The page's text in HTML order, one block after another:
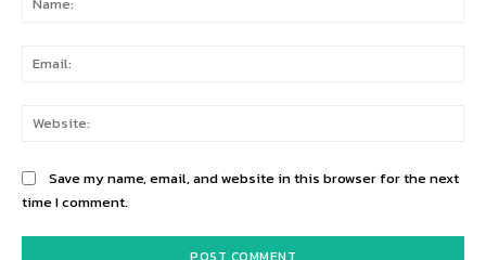
Save my name, email, and website in this browser for the next
time I comment.